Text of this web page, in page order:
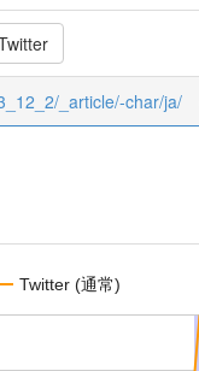
_article/-char/ja/
Twitter (通常)